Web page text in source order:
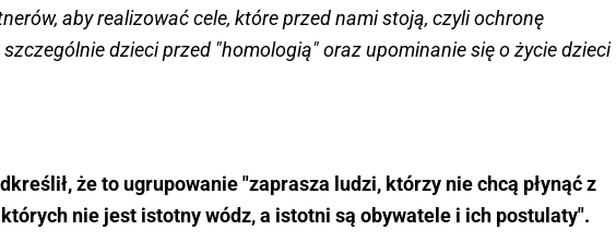
aby realizować cele, które przed nami stoją, czyli ochronę
dzieci przed "homologią" oraz upominanie się o życie dzieci
że to ugrupowanie "zaprasza ludzi, którzy nie chcą płynąć z
nie jest istotny wódz, a istotni są obywatele i ich postulaty".